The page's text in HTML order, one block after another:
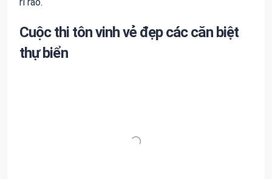
Cuộc thi tôn vinh vẻ đẹp các căn biệt
thự biển